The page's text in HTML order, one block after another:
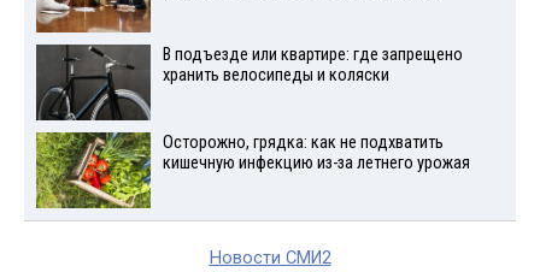
В подъезде или квартире: где запрещено
хранить велосипеды и коляски
Осторожно, грядка: как не подхватить
кишечную инфекцию из-за летнего урожая
Новости СМИ2